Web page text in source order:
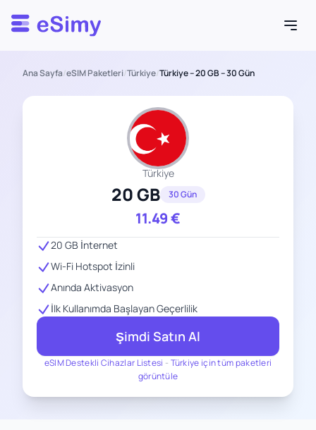
Esimy
Ana Sayfa/eSIM Paketleri/Türkiye/Türkiye – 20 GB – 30 Gün
Türkiye
20 GB 30 Gün
11.49€
eSIM Destekli Cihazlar Listesi - Türkiye için tüm paketleri
görüntüle
20 GB İnternet
Wi-Fi Hotspot İzinli
Anında Aktivasyon
İlk Kullanımda Başlayan Geçerlilik
Şimdi Satın Al